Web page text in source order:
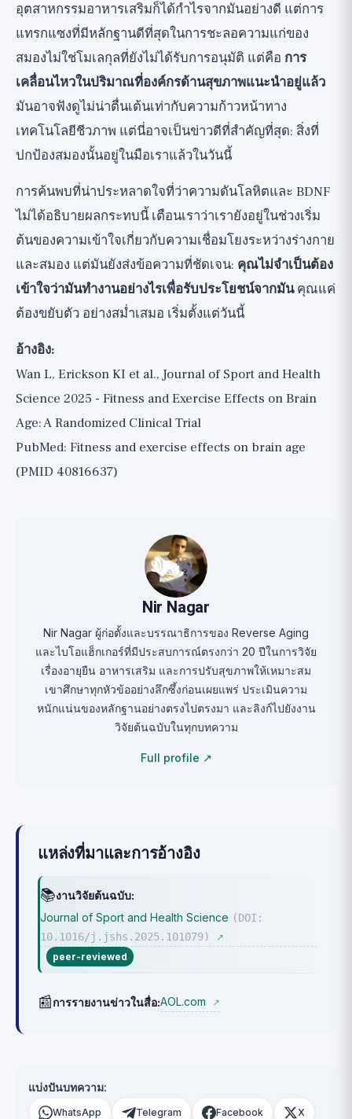
อุตสาหกรรมอาหารเสริมก็ได้กำไรจากมันอย่างดี แต่การ
แทรกแซงที่มีหลักฐานดีที่สุดในการชะลอความแก่ของ
สมองไม่ใช่โมเลกุลที่ยังไม่ได้รับการอนุมัติ แต่คือ การ
เคลื่อนไหวในปริมาณที่องค์กรด้านสุขภาพแนะนำอยู่แล้ว
มันอาจฟังดูไม่น่าตื่นเต้นเท่ากับความก้าวหน้าทาง
เทคโนโลยีชีวภาพ แต่นี่อาจเป็นข่าวดีที่สำคัญที่สุด: สิ่งที่
ปกป้องสมองนั้นอยู่ในมือเราแล้วในวันนี้
การค้นพบที่น่าประหลาดใจที่ว่าความดันโลหิตและ BDNF
ไม่ได้อธิบายผลกระทบนี้ เตือนเราว่าเรายังอยู่ในช่วงเริ่ม
ต้นของความเข้าใจเกี่ยวกับความเชื่อมโยงระหว่างร่างกาย
และสมอง แต่มันยังส่งข้อความที่ชัดเจน: คุณไม่จำเป็นต้อง
เข้าใจว่ามันทำงานอย่างไรเพื่อรับประโยชน์จากมันคุณแค่
ต้องขยับตัว อย่างสม่ำเสมอ เริ่มตั้งแต่วันนี้
อ้างอิง:
Wan L, Erickson KI et al., Journal of Sport and Health
Science 2025 - Fitness and Exercise Effects on Brain
Age: A Randomized Clinical Trial
PubMed: Fitness and exercise effects on brain age
(PMID 40816637)
Nir Nagar
Nir Nagar ผู้ก่อตั้งและบรรณาธิการของ Reverse Aging
และไบโอแฮ็กเกอร์ที่มีประสบการณ์ตรงกว่า 20 ปีในการวิจัย
เรื่องอายุยืน อาหารเสริม และการปรับสุขภาพให้เหมาะสม
เขาศึกษาทุกหัวข้ออย่างลึกซึ้งก่อนเผยแพร่ ประเมินความ
หนักแน่นของหลักฐานอย่างตรงไปตรงมา และลิงก์ไปยังงาน
วิจัยต้นฉบับในทุกบทความ
Full profile ↗
แหล่งที่มาและการอ้างอิง
📚งานวิจัยต้นฉบับ:
Journal of Sport and Health Science (DOI:
10.1016/j.jshs.2025.101079)
↗
peer-reviewed
📰การรายงานข่าวในสื่อ:AOL.com ↗
แบ่งปันบทความ:
WhatsApp Telegram Facebook X